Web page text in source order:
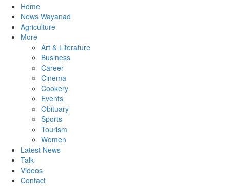
Home
News Wayanad
Agriculture
More
Art & Literature
Business
Career
Cinema
Cookery
Events
Obituary
Sports
Tourism
Women
Latest News
Talk
Videos
Contact